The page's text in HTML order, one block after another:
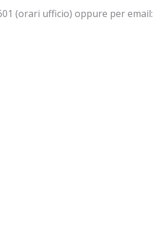
(orari ufficio) oppure per email: